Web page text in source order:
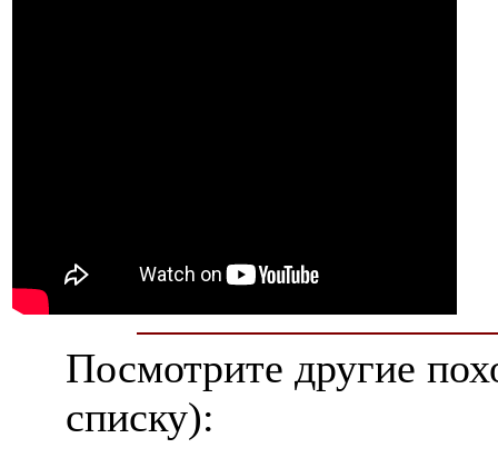
Посмотрите другие
списку):